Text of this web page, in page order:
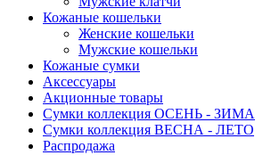
Кожаные кошельки
Женские кошельки
Мужские кошельки
Кожаные сумки
Аксессуары
Акционные товары
Сумки коллекция ОСЕНЬ - ЗИМА
Сумки коллекция ВЕСНА - ЛЕТО
Распродажа